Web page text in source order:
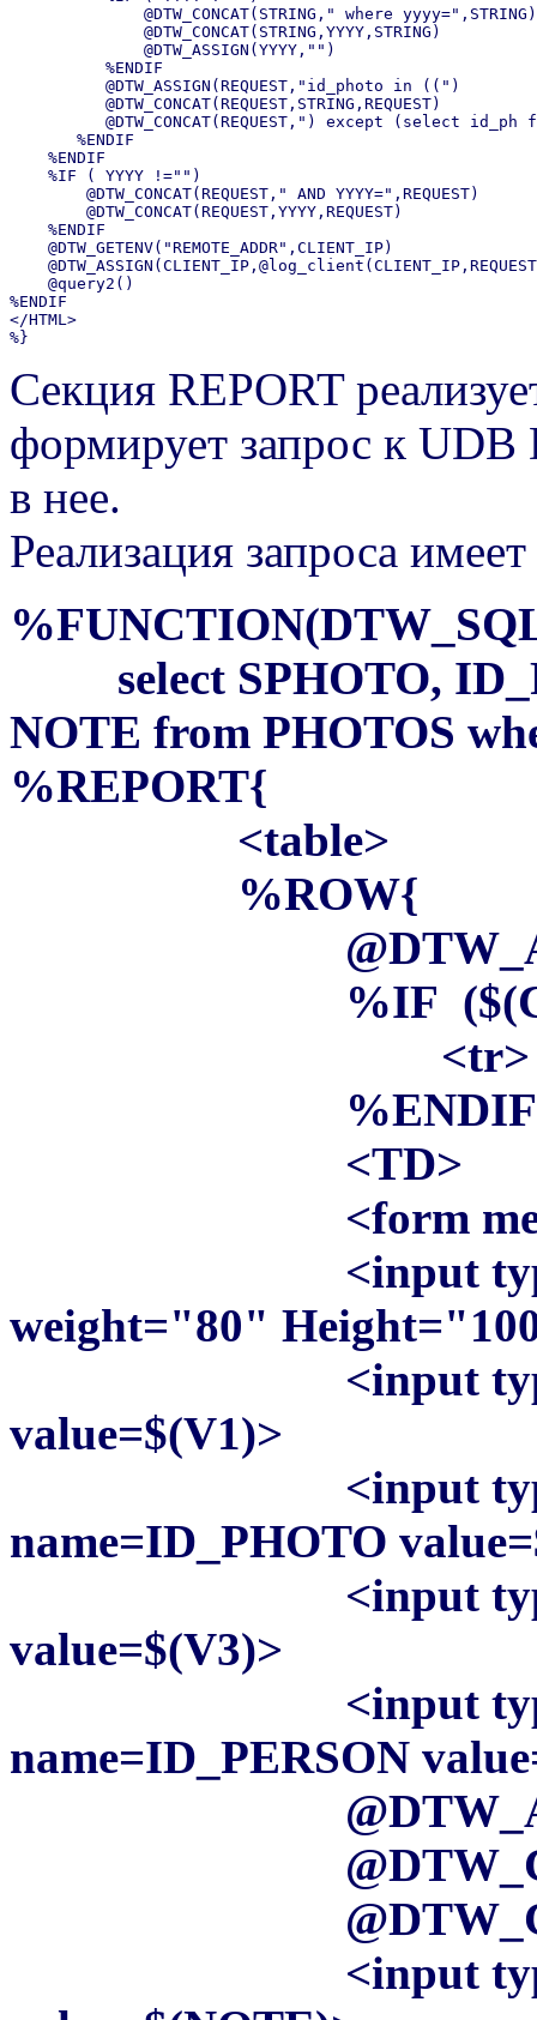
@DTW_CONCAT(STRING," where yyyy=",STRING)
@DTW_CONCAT(STRING,YYYY,STRING)
@DTW_ASSIGN(YYYY,"")
%ENDIF
@DTW_ASSIGN(REQUEST,"id_photo in ((")
@DTW_CONCAT(REQUEST,STRING,REQUEST)
@DTW_CONCAT(REQUEST,") except (select id_ph
%ENDIF
%ENDIF
%IF ( YYYY !="")
@DTW_CONCAT(REQUEST," AND YYYY=",REQUEST)
@DTW_CONCAT(REQUEST,YYYY,REQUEST)
%ENDIF
@DTW_GETENV("REMOTE_ADDR",CLIENT_IP)
@query2()
%ENDIF
</HTML>
%}
Секция REPORT
формирует запрос к
в нее.
Реализация запроса
select SPHOTO,
NOTE from PHOTOS
%REPORT{
<table>
%ROW{
%IF
<tr>
%ENDIF
<TD>
<form
<input
weight="80"
<input
value=$(V1)>
<input
name=ID_PHOTO
<input
value=$(V3)>
<input
name=ID_PERSON
<input